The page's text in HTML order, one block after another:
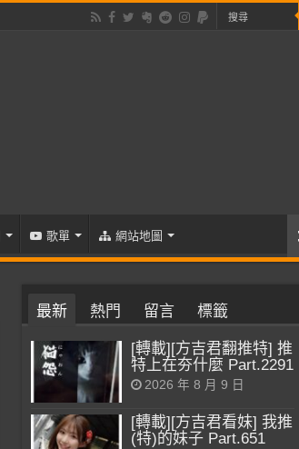
歌單 網站地圖
最新 熱門 留言 標籤
[轉載][方吉君翻推特] 推
特上在夯什麼 Part.2291
2026 年 8 月 9 日
[轉載][方吉君看妹] 我推
(特)的妹子 Part.651